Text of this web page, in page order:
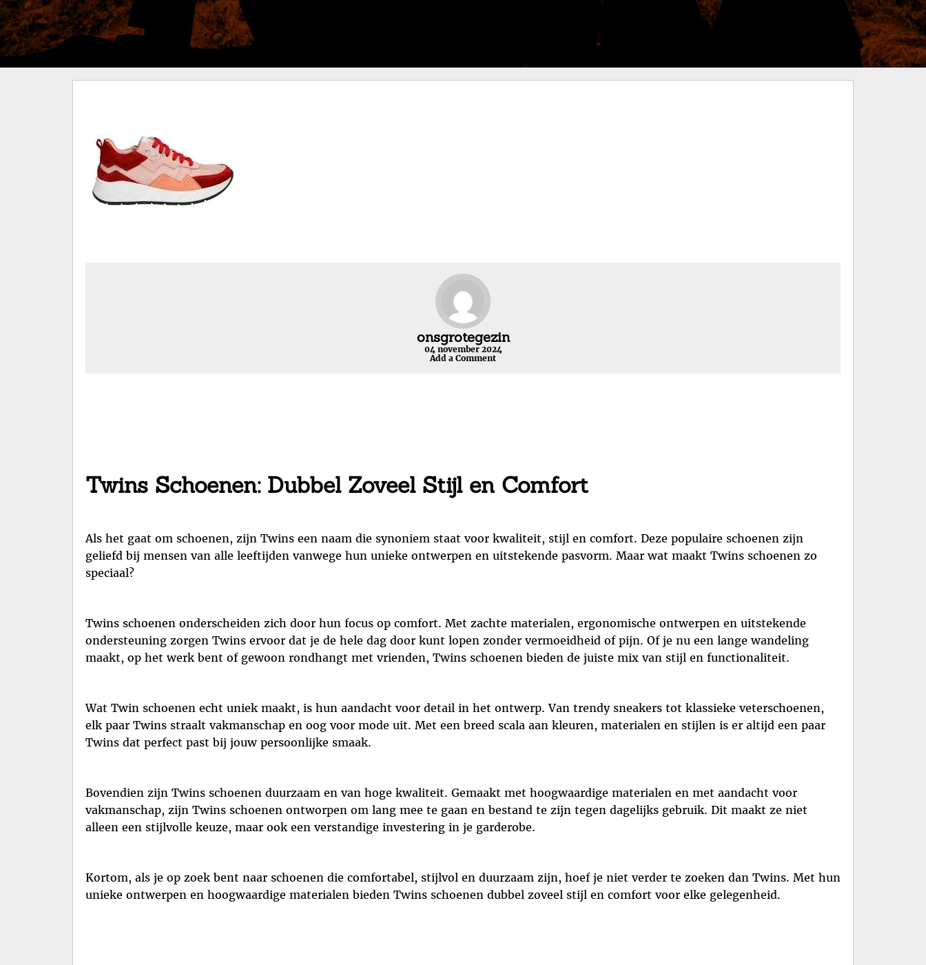
onsgrotegezin
04 november 2024
Add a Comment
Twins Schoenen: Dubbel Zoveel Stijl en Comfort
Als het gaat om schoenen, zijn Twins een naam die synoniem staat voor kwaliteit, stijl en comfort. Deze populaire schoenen zijn
geliefd bij mensen van alle leeftijden vanwege hun unieke ontwerpen en uitstekende pasvorm. Maar wat maakt Twins schoenen zo
speciaal?
Twins schoenen onderscheiden zich door hun focus op comfort. Met zachte materialen, ergonomische ontwerpen en uitstekende
ondersteuning zorgen Twins ervoor dat je de hele dag door kunt lopen zonder vermoeidheid of pijn. Of je nu een lange wandeling
maakt, op het werk bent of gewoon rondhangt met vrienden, Twins schoenen bieden de juiste mix van stijl en functionaliteit.
Wat Twin schoenen echt uniek maakt, is hun aandacht voor detail in het ontwerp. Van trendy sneakers tot klassieke veterschoenen,
elk paar Twins straalt vakmanschap en oog voor mode uit. Met een breed scala aan kleuren, materialen en stijlen is er altijd een paar
Twins dat perfect past bij jouw persoonlijke smaak.
Bovendien zijn Twins schoenen duurzaam en van hoge kwaliteit. Gemaakt met hoogwaardige materialen en met aandacht voor
vakmanschap, zijn Twins schoenen ontworpen om lang mee te gaan en bestand te zijn tegen dagelijks gebruik. Dit maakt ze niet
alleen een stijlvolle keuze, maar ook een verstandige investering in je garderobe.
Kortom, als je op zoek bent naar schoenen die comfortabel, stijlvol en duurzaam zijn, hoef je niet verder te zoeken dan Twins. Met hun
unieke ontwerpen en hoogwaardige materialen bieden Twins schoenen dubbel zoveel stijl en comfort voor elke gelegenheid.